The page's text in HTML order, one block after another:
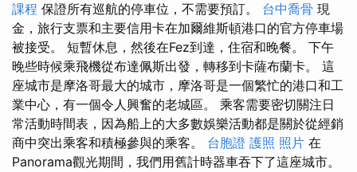
課程 保證所有巡航的停車位，不需要預訂。 台中喬骨 現
金，旅行支票和主要信用卡在加爾維斯頓港口的官方停車場
被接受。 短暫休息，然後在Fez到達，住宿和晚餐。 下午
晚些時候乘飛機從布達佩斯出發，轉移到卡薩布蘭卡。 這
座城市是摩洛哥最大的城市，摩洛哥是一個繁忙的港口和工
業中心，有一個令人興奮的老城區。 乘客需要密切關注日
常活動時間表，因為船上的大多數娛樂活動都是關於從經銷
商中突出乘客和積極參與的乘客。 台胞證 護照 照片 在
Panorama觀光期間，我們用舊計時器車吞下了這座城市。